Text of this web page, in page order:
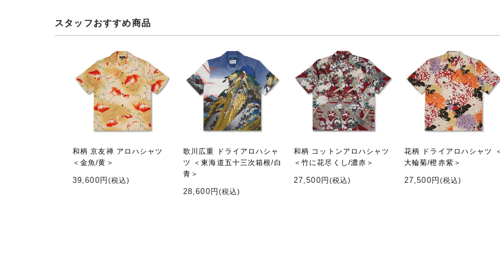
スタッフおすすめ商品
和柄 京友禅 アロハシャツ
＜金魚/黄＞
39,600円 (税込)
歌川広重 ドライアロハシャ
ツ ＜東海道五十三次箱根/白
青＞
28,600円 (税込)
和柄 コットンアロハシャツ
＜竹に花尽くし/濃赤＞
27,500円 (税込)
花柄 ドライアロハシャツ ＜
大輪菊/橙赤紫＞
27,500円 (税込)